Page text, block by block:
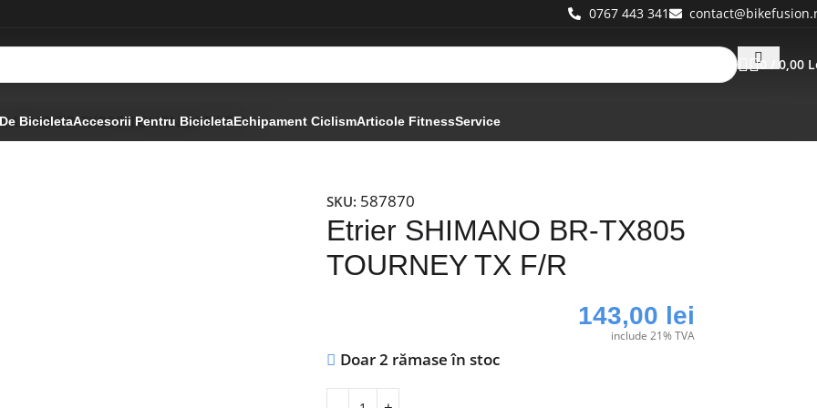
0767 443 341
0 0,00
BicicletaAccesorii Pentru BicicletaEchipament CiclismArticole FitnessService
BR-TX805 TOURNEY TX F/R
SKU: 587870
Etrier SHIMANO BR-TX805
TOURNEY TX F/R
143,00 lei
include 21% TVA
Doar 2 rămase în stoc